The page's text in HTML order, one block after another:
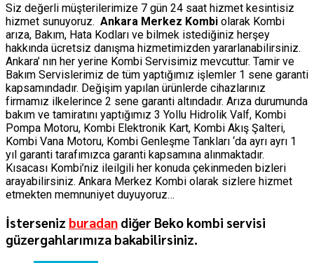
Siz değerli müşterilerimize 7 gün 24 saat hizmet kesintisiz
hizmet sunuyoruz. Ankara Merkez Kombi olarak Kombi
arıza, Bakım, Hata Kodları ve bilmek istediğiniz herşey
hakkında ücretsiz danışma hizmetimizden yararlanabilirsiniz.
Ankara’ nın her yerine Kombi Servisimiz mevcuttur. Tamir ve
Bakım Servislerimiz de tüm yaptığımız işlemler 1 sene garanti
kapsamındadır. Değişim yapılan ürünlerde cihazlarınız
firmamız ilkelerince 2 sene garanti altındadır. Arıza durumunda
bakım ve tamiratını yaptığımız 3 Yollu Hidrolik Valf, Kombi
Pompa Motoru, Kombi Elektronik Kart, Kombi Akış Şalteri,
Kombi Vana Motoru, Kombi Genleşme Tankları ‘da ayrı ayrı 1
yıl garanti tarafımızca garanti kapsamına alınmaktadır.
Kısacası Kombi’niz ileilgili her konuda çekinmeden bizleri
arayabilirsiniz. Ankara Merkez Kombi olarak sizlere hizmet
etmekten memnuniyet duyuyoruz…
İsterseniz buradan diğer Beko kombi servisi
güzergahlarımıza bakabilirsiniz.